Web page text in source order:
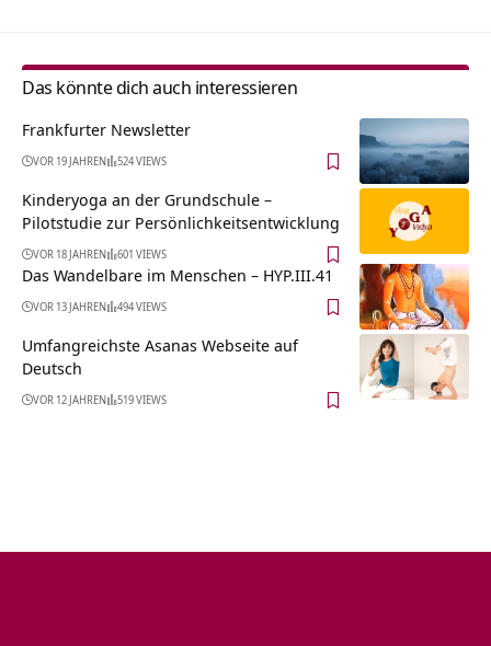
Das könnte dich auch interessieren
Frankfurter Newsletter
VOR 19 JAHREN 524 VIEWS
Kinderyoga an der Grundschule –
Pilotstudie zur Persönlichkeitsentwicklung
VOR 18 JAHREN 601 VIEWS
Das Wandelbare im Menschen – HYP.III.41
VOR 13 JAHREN 494 VIEWS
Umfangreichste Asanas Webseite auf
Deutsch
VOR 12 JAHREN 519 VIEWS